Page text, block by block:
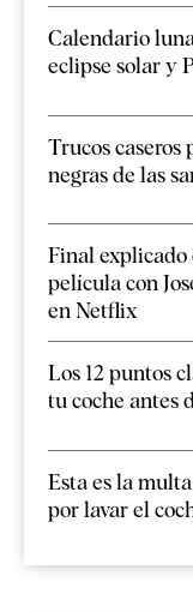
Calendario
eclipse solar y
Trucos caseros
negras de las
Final explicado
película con
en Netflix
Los 12 puntos
tu coche antes
Esta es la
por lavar el